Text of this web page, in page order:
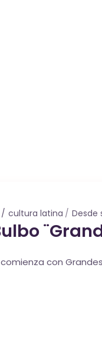
cultura latina Desde
comienza con